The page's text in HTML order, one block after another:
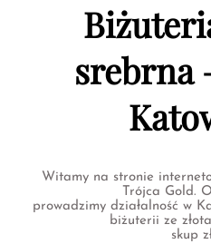
srebrna
Witamy na stronie
Trójca Gold.
prowadzimy działalność w
biżuterii ze
skup